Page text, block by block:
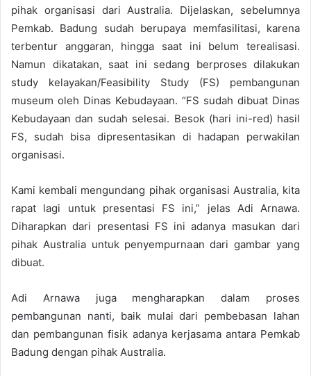
pihak organisasi dari Australia. Dijelaskan, sebelumnya
Pemkab. Badung sudah berupaya memfasilitasi, karena
terbentur anggaran, hingga saat ini belum terealisasi.
Namun dikatakan, saat ini sedang berproses dilakukan
study kelayakan/Feasibility Study (FS) pembangunan
museum oleh Dinas Kebudayaan. “FS sudah dibuat Dinas
Kebudayaan dan sudah selesai. Besok (hari ini-red) hasil
FS, sudah bisa dipresentasikan di hadapan perwakilan
organisasi.
Kami kembali mengundang pihak organisasi Australia, kita
rapat lagi untuk presentasi FS ini,” jelas Adi Arnawa.
Diharapkan dari presentasi FS ini adanya masukan dari
pihak Australia untuk penyempurnaan dari gambar yang
dibuat.
Adi Arnawa juga mengharapkan dalam proses
pembangunan nanti, baik mulai dari pembebasan lahan
dan pembangunan fisik adanya kerjasama antara Pemkab
Badung dengan pihak Australia.